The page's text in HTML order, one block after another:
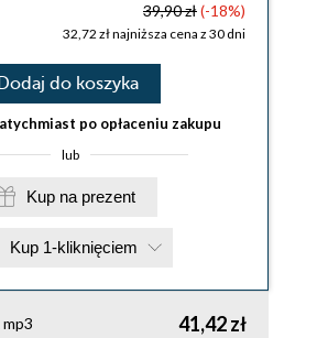
39,90 zł(-18%)
32,72 zł najniższa cena z 30 dni
Dodaj do koszyka
po opłaceniu zakupu
lub
Kup na prezent
Kup 1-kliknięciem
41,42 zł